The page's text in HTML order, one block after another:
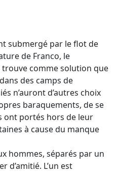
submergé par le flot de
de Franco, le
comme solution que
des camps de
n’auront d’autres choix
baraquements, de se
ont portés hors de leur
à cause du manque
hommes, séparés par un
d’amitié. L’un est